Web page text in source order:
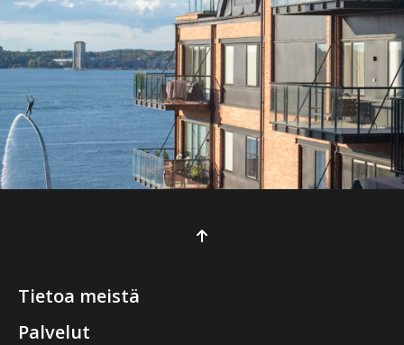
Tietoa meistä
Palvelut